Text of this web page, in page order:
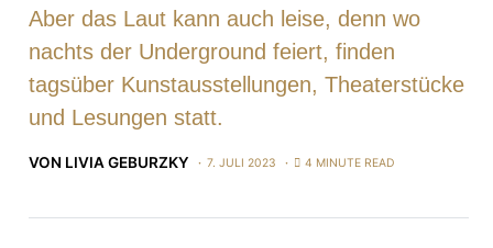
Aber das Laut kann auch leise, denn wo
nachts der Underground feiert, finden
tagsüber Kunstausstellungen, Theaterstücke
und Lesungen statt.
VON LIVIA GEBURZKY 7. JULI 2023 4 MINUTE READ